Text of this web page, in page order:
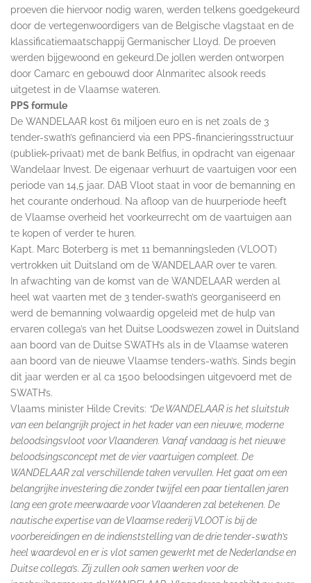
proeven die hiervoor nodig waren, werden telkens goedgekeurd
door de vertegenwoordigers van de Belgische vlagstaat en de
klassificatiemaatschappij Germanischer Lloyd. De proeven
werden bijgewoond en gekeurd.De jollen werden ontworpen
door Camarc en gebouwd door Alnmaritec alsook reeds
uitgetest in de Vlaamse wateren.
PPS formule
De WANDELAAR kost 61 miljoen euro en is net zoals de 3
tender-swath’s gefinancierd via een PPS-financieringsstructuur
(publiek-privaat) met de bank Belfius, in opdracht van eigenaar
Wandelaar Invest. De eigenaar verhuurt de vaartuigen voor een
periode van 14,5 jaar. DAB Vloot staat in voor de bemanning en
het courante onderhoud. Na afloop van de huurperiode heeft
de Vlaamse overheid het voorkeurrecht om de vaartuigen aan
te kopen of verder te huren.
Kapt. Marc Boterberg is met 11 bemanningsleden (VLOOT)
vertrokken uit Duitsland om de WANDELAAR over te varen.
In afwachting van de komst van de WANDELAAR werden al
heel wat vaarten met de 3 tender-swath’s georganiseerd en
werd de bemanning volwaardig opgeleid met de hulp van
ervaren collega’s van het Duitse Loodswezen zowel in Duitsland
aan boord van de Duitse SWATH’s als in de Vlaamse wateren
aan boord van de nieuwe Vlaamse tenders-wath’s. Sinds begin
dit jaar werden er al ca 1500 beloodsingen uitgevoerd met de
SWATH’s.
Vlaams minister Hilde Crevits: “De WANDELAAR is het sluitstuk
van een belangrijk project in het kader van een nieuwe, moderne
beloodsingsvloot voor Vlaanderen. Vanaf vandaag is het nieuwe
beloodsingsconcept met de vier vaartuigen compleet. De
WANDELAAR zal verschillende taken vervullen. Het gaat om een
belangrijke investering die zonder twijfel een paar tientallen jaren
lang een grote meerwaarde voor Vlaanderen zal betekenen. De
nautische expertise van de Vlaamse rederij VLOOT is bij de
voorbereidingen en de indienststelling van de drie tender-swath’s
heel waardevol en er is vlot samen gewerkt met de Nederlandse en
Duitse collega’s. Zij zullen ook samen werken voor de